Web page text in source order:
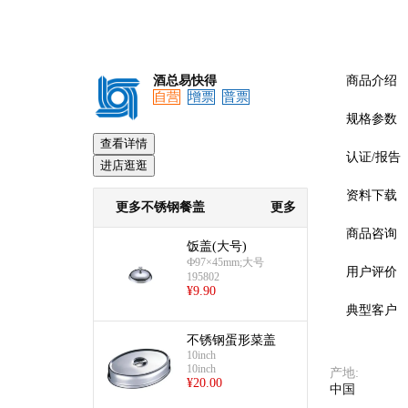
酒总易快得
自营
增票 普票
查看详情
进店逛逛
更多不锈钢餐盖 更多
饭盖(大号)
Ф97×45mm;大号
195802
¥9.90
不锈钢蛋形菜盖
10inch
10inch
¥20.00
商品介绍
规格参数
认证/报告
资料下载
商品咨询
用户评价
典型客户
产地:
中国